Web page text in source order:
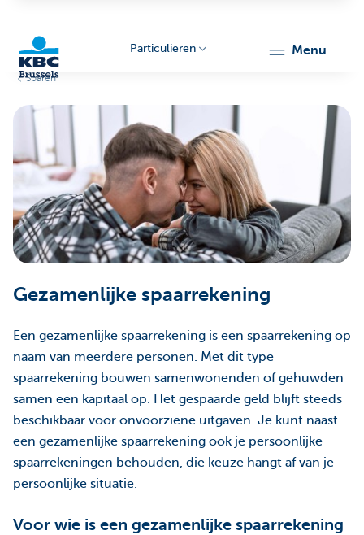
Brussels
Particulieren menu
Sparen
Gezamenlijke spaarrekening
Een gezamenlijke spaarrekening is een spaarrekening op
naam van meerdere personen. Met dit type
spaarrekening bouwen samenwonenden of gehuwden
samen een kapitaal op. Het gespaarde geld blijft steeds
beschikbaar voor onvoorziene uitgaven. Je kunt naast
een gezamenlijke spaarrekening ook je persoonlijke
spaarrekeningen behouden, die keuze hangt af van je
persoonlijke situatie.
Voor wie is een gezamenlijke spaarrekening